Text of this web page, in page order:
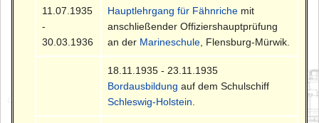
11.07.1935
-
30.03.1936
Hauptlehrgang für Fähnriche mit
anschließender Offiziershauptprüfung
an der Marineschule , Flensburg-Mürwik.
18.11.1935 - 23.11.1935
Bordausbildung auf dem Schulschiff
Schleswig-Holstein